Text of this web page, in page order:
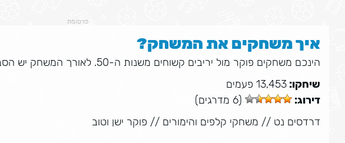
פרסומת
איך משחקים את המשחק?
הינכם משחקים פוקר מול יריבים קשוחים משנות ה-50. לאורך המשחק יש הסברים כיצד לשחק וניתן לרמות ולהציץ .
שיחקו:13,453 פעמים
דירוג:
(6 מדרגים)
דרדסים נט // משחקי קלפים והימורים // פוקר ישן וטוב